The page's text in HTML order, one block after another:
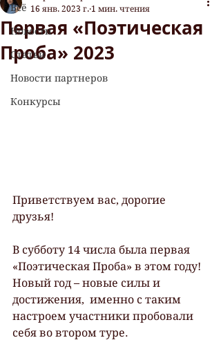
Всё
Новости
Статьи
Новости партнеров
Конкурсы
Первая «Поэтическая
Проба» 2023
16 янв. 2023 г. 1 мин. чтения
Приветствуем вас, дорогие
друзья!
В субботу 14 числа была первая
«Поэтическая Проба» в этом году!
Новый год – новые силы и
достижения,  именно с таким
настроем участники пробовали
себя во втором туре.